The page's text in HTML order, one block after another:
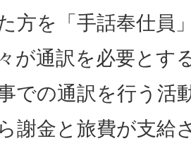
方を「手話奉仕員
が通訳を必要とす
での通訳を行う活
謝金と旅費が支給